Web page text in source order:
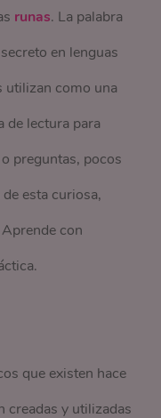
runas. La palabra
en lenguas
utilizan como una
de lectura para
preguntas, pocos
esta curiosa,
con
que existen hace
creadas y utilizadas